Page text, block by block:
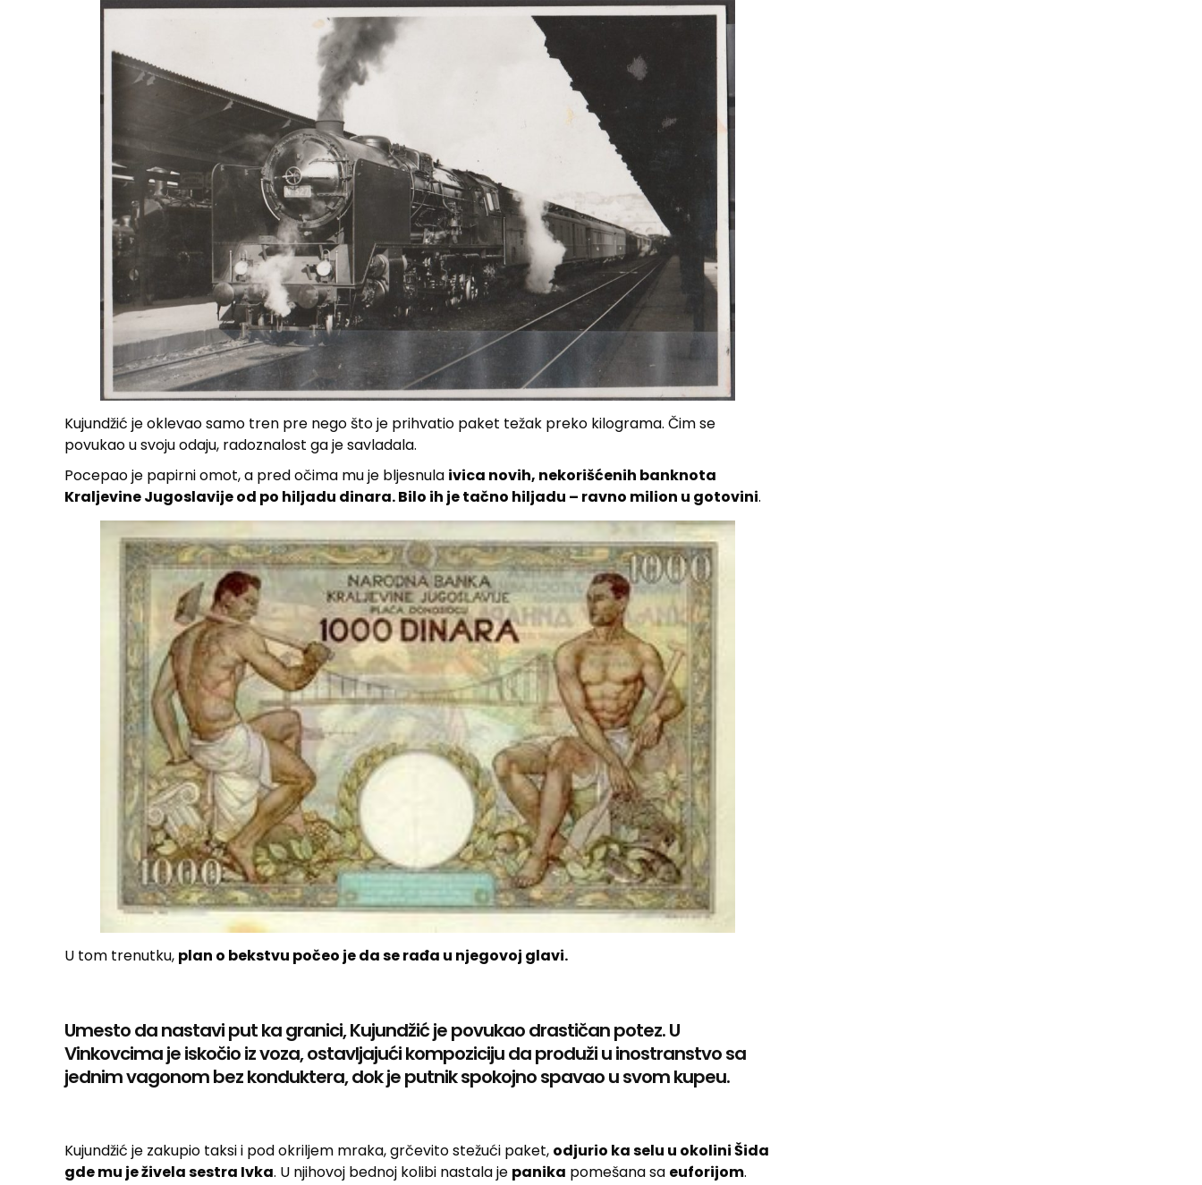
Kujundžić je oklevao samo tren pre nego što je prihvatio paket težak preko kilograma. Čim se
povukao u svoju odaju, radoznalost ga je savladala.
Pocepao je papirni omot, a pred očima mu je bljesnula ivica novih, nekorišćenih banknota
Kraljevine Jugoslavije od po hiljadu dinara. Bilo ih je tačno hiljadu – ravno milion u gotovini.
U tom trenutku, plan o bekstvu počeo je da se rađa u njegovoj glavi.
Umesto da nastavi put ka granici, Kujundžić je povukao drastičan potez. U
Vinkovcima je iskočio iz voza, ostavljajući kompoziciju da produži u inostranstvo sa
jednim vagonom bez konduktera, dok je putnik spokojno spavao u svom kupeu.
Kujundžić je zakupio taksi i pod okriljem mraka, grčevito stežući paket, odjurio ka selu u okolini Šida
gde mu je živela sestra Ivka. U njihovoj bednoj kolibi nastala je panika pomešana sa euforijom.